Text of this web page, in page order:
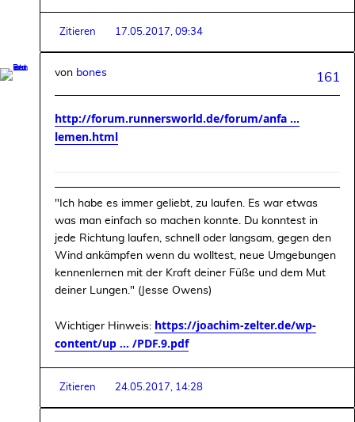
Zitieren 17.05.2017, 09:34
161
von bones
http://forum.runnersworld.de/forum/anfa ...
lemen.html
"Ich habe es immer geliebt, zu laufen. Es war etwas
was man einfach so machen konnte. Du konntest in
jede Richtung laufen, schnell oder langsam, gegen den
Wind ankämpfen wenn du wolltest, neue Umgebungen
kennenlernen mit der Kraft deiner Füße und dem Mut
deiner Lungen." (Jesse Owens)
Wichtiger Hinweis: https://joachim-zelter.de/wp-
content/up ... /PDF.9.pdf
Zitieren 24.05.2017, 14:28